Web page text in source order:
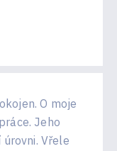
O moje
Jeho
Vřele